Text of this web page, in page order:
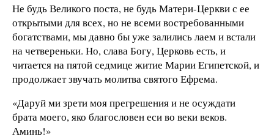
Не будь Великого поста, не будь Матери-Церкви с ее
открытыми для всех, но не всеми востребованными
богатствами, мы давно бы уже залились лаем и встали
на четвереньки. Но, слава Богу, Церковь есть, и
читается на пятой седмице житие Марии Египетской, и
продолжает звучать молитва святого Ефрема.
«Даруй ми зрети моя прегрешения и не осуждати
брата моего, яко благословен еси во веки веков.
Аминь!»